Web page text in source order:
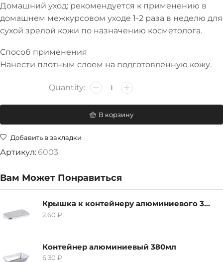
Домашний уход: рекомендуется к применению в
домашнем межкурсовом уходе 1-2 раза в неделю для
сухой зрелой кожи по назначению косметолога.
Способ применения
Нанести плотным слоем на подготовленную кожу.
В корзину
Добавить в закладки
Артикул: 6003
Вам Может Понравиться
Крышка к контейнеру алюминиевого 380мл
2.60 ₽
Контейнер алюминиевый 380мл
6.30 ₽